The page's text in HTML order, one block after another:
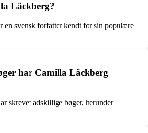
Läckberg?
en svensk forfatter kendt for sin populære
har Camilla Läckberg
skrevet adskillige bøger, herunder